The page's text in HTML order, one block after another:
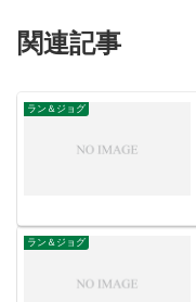
関連記事
ラン＆ジョグ
ラン＆ジョグ